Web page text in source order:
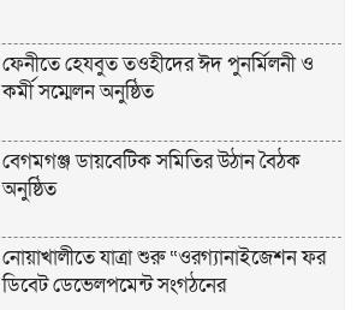
ফেনীতে হেযবুত তওহীদের ঈদ পুনর্মিলনী ও
কর্মী সম্মেলন অনুষ্ঠিত
বেগমগঞ্জ ডায়বেটিক সমিতির উঠান বৈঠক
অনুষ্ঠিত
নোয়াখালীতে যাত্রা শুরু “ওরগ্যানাইজেশন ফর
ডিবেট ডেভেলপমেন্ট সংগঠনের